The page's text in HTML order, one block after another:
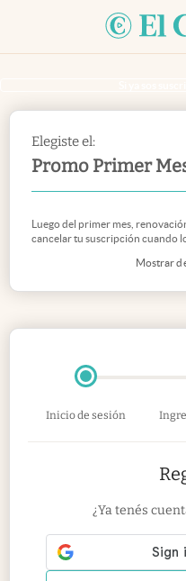
Elegiste el:
Promo Primer
Mostrar
Luego del primer mes,
cancelar tu suscripción cuando
Inicio de sesión
¿Ya tenés